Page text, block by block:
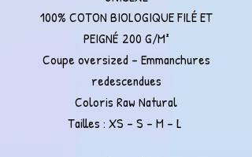
100% COTON BIOLOGIQUE FILÉ ET
PEIGNÉ 200 G/M²
Coupe oversized - Emmanchures
redescendues
Coloris Raw Natural
Tailles : XS - S - M - L